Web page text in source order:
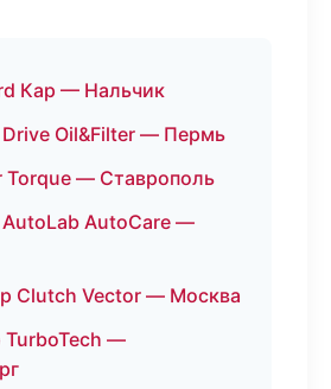
Кар — Нальчик
Drive Oil&Filter — Пермь
Torque — Ставрополь
AutoLab AutoCare —
Clutch Vector — Москва
TurboTech —